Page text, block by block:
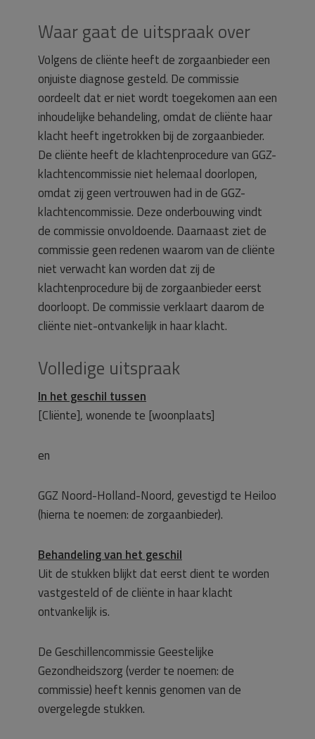
Waar gaat de uitspraak over
Volgens de cliënte heeft de zorgaanbieder een
onjuiste diagnose gesteld. De commissie
oordeelt dat er niet wordt toegekomen aan een
inhoudelijke behandeling, omdat de cliënte haar
klacht heeft ingetrokken bij de zorgaanbieder.
De cliënte heeft de klachtenprocedure van GGZ-
klachtencommissie niet helemaal doorlopen,
omdat zij geen vertrouwen had in de GGZ-
klachtencommissie. Deze onderbouwing vindt
de commissie onvoldoende. Daarnaast ziet de
commissie geen redenen waarom van de cliënte
niet verwacht kan worden dat zij de
klachtenprocedure bij de zorgaanbieder eerst
doorloopt. De commissie verklaart daarom de
cliënte niet-ontvankelijk in haar klacht.
Volledige uitspraak
In het geschil tussen
[Cliënte], wonende te [woonplaats]
en
GGZ Noord-Holland-Noord, gevestigd te Heiloo
(hierna te noemen: de zorgaanbieder).
Behandeling van het geschil
Uit de stukken blijkt dat eerst dient te worden
vastgesteld of de cliënte in haar klacht
ontvankelijk is.
De Geschillencommissie Geestelijke
Gezondheidszorg (verder te noemen: de
commissie) heeft kennis genomen van de
overgelegde stukken.